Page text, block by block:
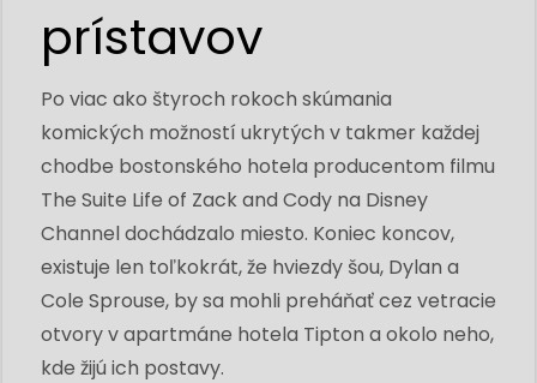
prístavov
Po viac ako štyroch rokoch skúmania
komických možností ukrytých v takmer každej
chodbe bostonského hotela producentom filmu
The Suite Life of Zack and Cody na Disney
Channel dochádzalo miesto. Koniec koncov,
existuje len toľkokrát, že hviezdy šou, Dylan a
Cole Sprouse, by sa mohli preháňať cez vetracie
otvory v apartmáne hotela Tipton a okolo neho,
kde žijú ich postavy.